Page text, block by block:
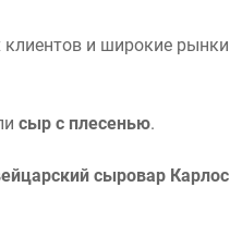
и широкие рынки
сыр с плесенью.
сыровар Карлос